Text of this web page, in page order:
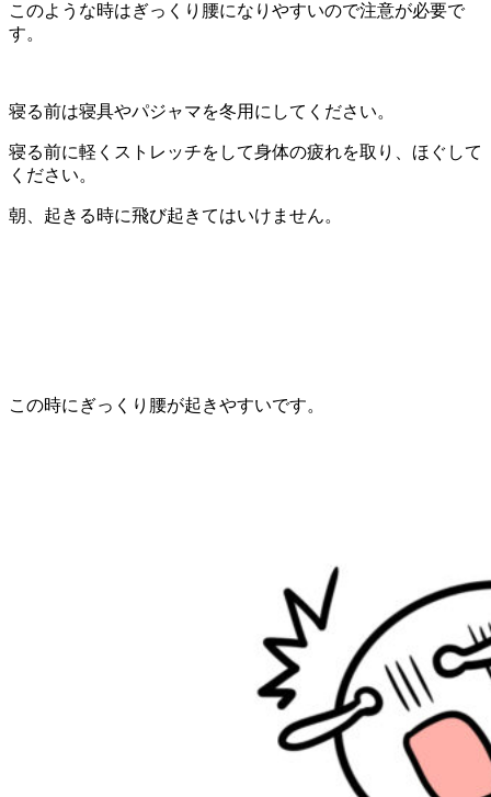
このような時はぎっくり腰になりやすいので注意が必要で
す。
寝る前は寝具やパジャマを冬用にしてください。
寝る前に軽くストレッチをして身体の疲れを取り、ほぐして
ください。
朝、起きる時に飛び起きてはいけません。
この時にぎっくり腰が起きやすいです。